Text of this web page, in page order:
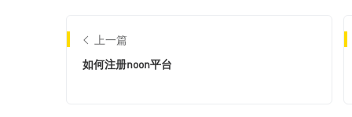
上一篇
如何注册noon平台